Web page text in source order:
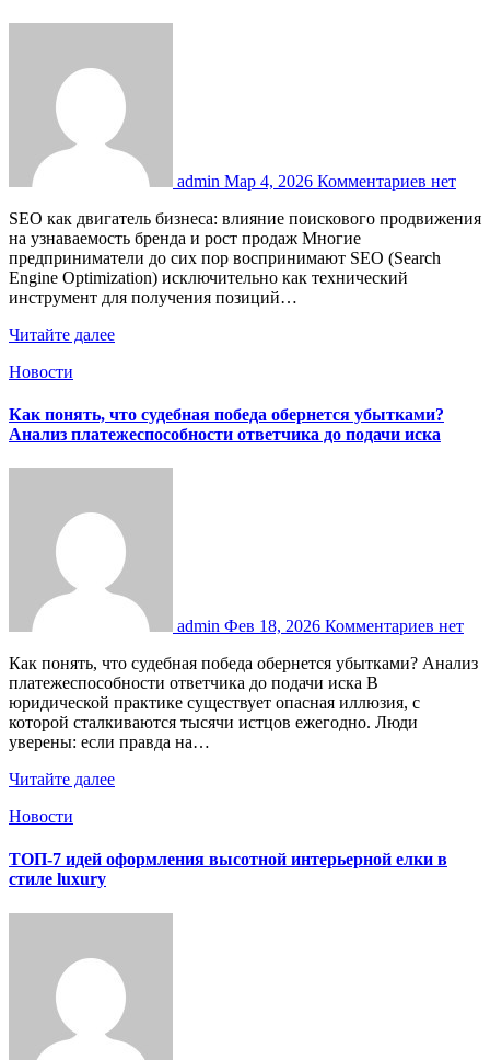
admin Мар 4, 2026 Комментариев нет
SEO как двигатель бизнеса: влияние поискового продвижения
на узнаваемость бренда и рост продаж Многие
предприниматели до сих пор воспринимают SEO (Search
Engine Optimization) исключительно как технический
инструмент для получения позиций…
Читайте далее
Новости
Как понять, что судебная победа обернется убытками?
Анализ платежеспособности ответчика до подачи иска
admin Фев 18, 2026 Комментариев нет
Как понять, что судебная победа обернется убытками? Анализ
платежеспособности ответчика до подачи иска В
юридической практике существует опасная иллюзия, с
которой сталкиваются тысячи истцов ежегодно. Люди
уверены: если правда на…
Читайте далее
Новости
ТОП-7 идей оформления высотной интерьерной елки в
стиле luxury